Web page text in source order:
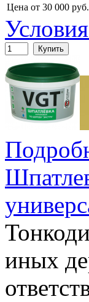
Цена от 30 000
Купить
иных